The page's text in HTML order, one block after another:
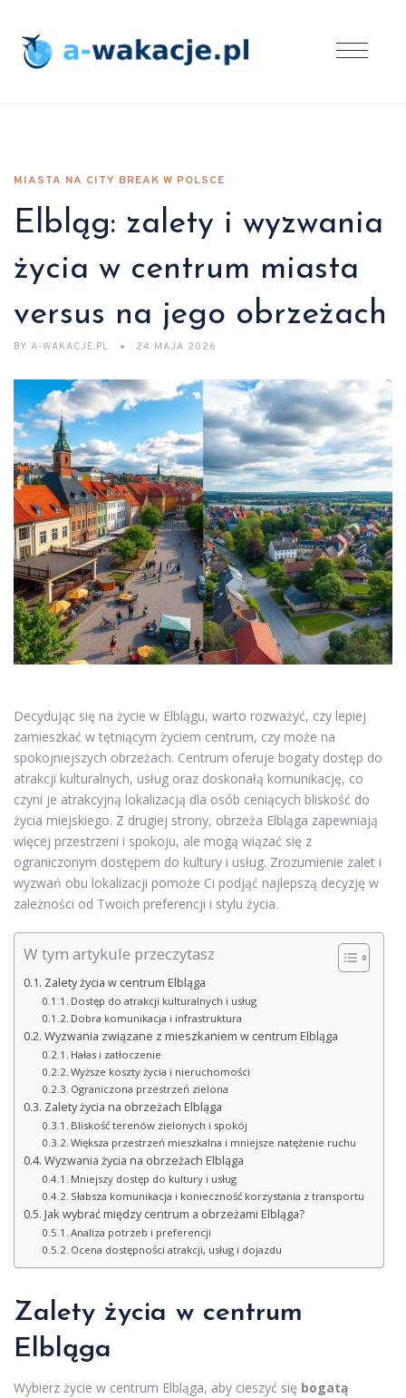
MIASTA NA CITY BREAK W POLSCE
Elbląg: zalety i wyzwania
życia w centrum miasta
versus na jego obrzeżach
BY A-WAKACJE.PL 24 MAJA 2026
Decydując się na życie w Elblągu, warto rozważyć, czy lepiej
zamieszkać w tętniącym życiem centrum, czy może na
spokojniejszych obrzeżach. Centrum oferuje bogaty dostęp do
atrakcji kulturalnych, usług oraz doskonałą komunikację, co
czyni je atrakcyjną lokalizacją dla osób ceniących bliskość do
życia miejskiego. Z drugiej strony, obrzeża Elbląga zapewniają
więcej przestrzeni i spokoju, ale mogą wiązać się z
ograniczonym dostępem do kultury i usług. Zrozumienie zalet i
wyzwań obu lokalizacji pomoże Ci podjąć najlepszą decyzję w
zależności od Twoich preferencji i stylu życia.
W tym artykule przeczytasz
Zalety życia w centrum Elbląga
Dostęp do atrakcji kulturalnych i usług
Dobra komunikacja i infrastruktura
Wyzwania związane z mieszkaniem w centrum Elbląga
Hałas i zatłoczenie
Wyższe koszty życia i nieruchomości
Ograniczona przestrzeń zielona
Zalety życia na obrzeżach Elbląga
Bliskość terenów zielonych i spokój
Większa przestrzeń mieszkalna i mniejsze natężenie ruchu
Wyzwania życia na obrzeżach Elbląga
Mniejszy dostęp do kultury i usług
Słabsza komunikacja i konieczność korzystania z transportu
Jak wybrać między centrum a obrzeżami Elbląga?
Analiza potrzeb i preferencji
Ocena dostępności atrakcji, usług i dojazdu
Zalety życia w centrum
Elbląga
Wybierz życie w centrum Elbląga, aby cieszyć się bogatą